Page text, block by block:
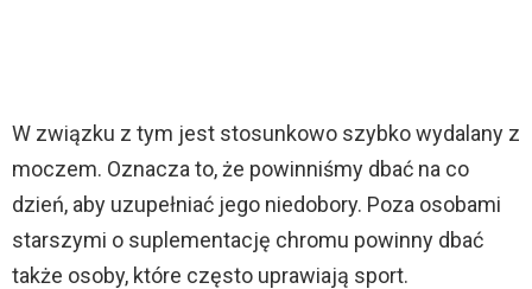
W związku z tym jest stosunkowo szybko wydalany z
moczem. Oznacza to, że powinniśmy dbać na co
dzień, aby uzupełniać jego niedobory. Poza osobami
starszymi o suplementację chromu powinny dbać
także osoby, które często uprawiają sport.